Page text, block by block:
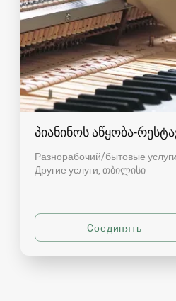
პიანინოს აწყობა-
Разнорабочий/бытовые
Другие услуги თბილისი